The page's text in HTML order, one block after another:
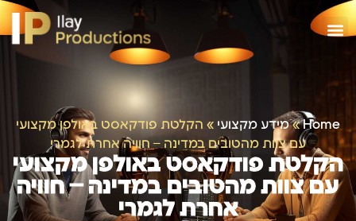
Home
»מידע מקצועי » הקלטת פודקאסט באולפן מקצועי
עם צוות מהטובים במדינה – חוויה אחרת לגמרי
הקלטת פודקאסט באולפן מקצועי
עם צוות מהטובים במדינה – חוויה
אחרת לגמרי